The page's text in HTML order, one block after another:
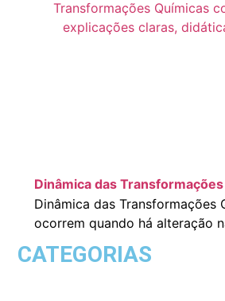
Dinâmica das
Dinâmica das Transformações
ocorrem quando há alteração
CATEGORIAS